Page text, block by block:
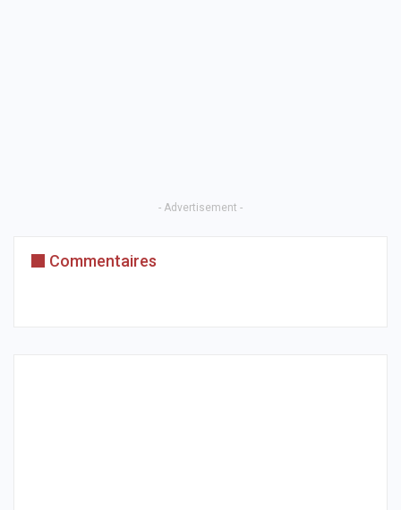
- Advertisement -
Commentaires